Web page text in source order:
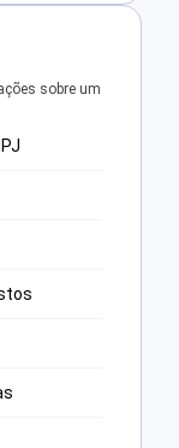
sobre um